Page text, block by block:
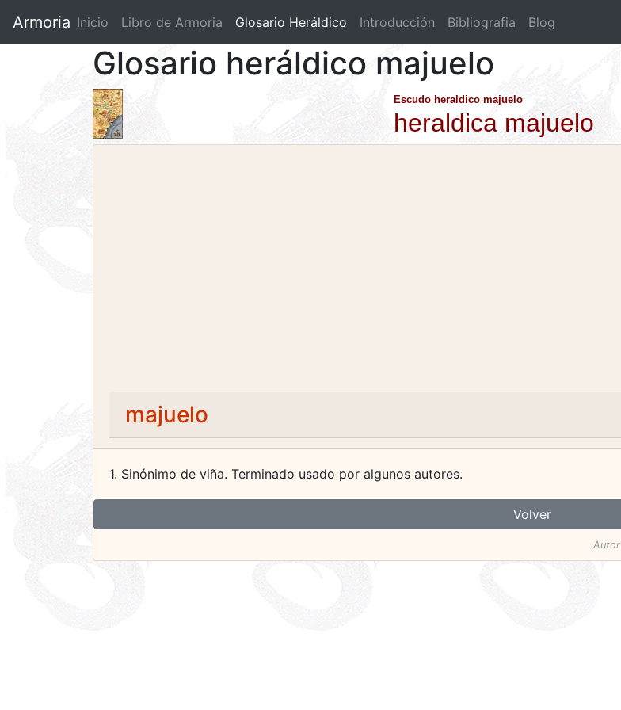
Armoria Inicio Libro de Armoria (current)
Glosario Heráldico Introducción Bibliografia Blog
Glosario heráldico majuelo
Escudo heraldico majuelo
heraldica majuelo
majuelo
1. Sinónimo de viña. Terminado usado por algunos autores.
Volver
Autor